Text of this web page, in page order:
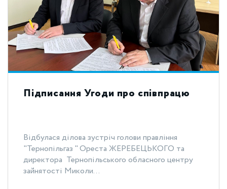
Підписання Угоди про співпрацю
Відбулася ділова зустріч голови правління
"Тернопільгаз " Ореста ЖЕРЕБЕЦЬКОГО та
директора Тернопільського обласного центру
зайнятості Миколи...